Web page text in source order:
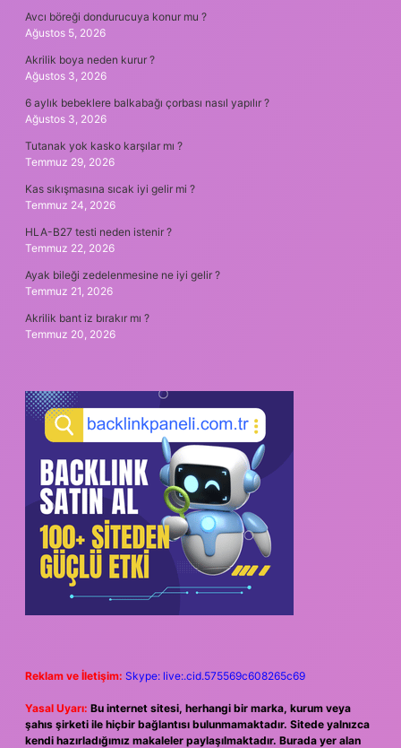
Avcı böreği dondurucuya konur mu ?
Ağustos 5, 2026
Akrilik boya neden kurur ?
Ağustos 3, 2026
6 aylık bebeklere balkabağı çorbası nasıl yapılır ?
Ağustos 3, 2026
Tutanak yok kasko karşılar mı ?
Temmuz 29, 2026
Kas sıkışmasına sıcak iyi gelir mi ?
Temmuz 24, 2026
HLA-B27 testi neden istenir ?
Temmuz 22, 2026
Ayak bileği zedelenmesine ne iyi gelir ?
Temmuz 21, 2026
Akrilik bant iz bırakır mı ?
Temmuz 20, 2026
Reklam ve İletişim: Skype: live:.cid.575569c608265c69
Yasal Uyarı: Bu internet sitesi, herhangi bir marka, kurum veya
şahıs şirketi ile hiçbir bağlantısı bulunmamaktadır. Sitede yalnızca
kendi hazırladığımız makaleler paylaşılmaktadır. Burada yer alan